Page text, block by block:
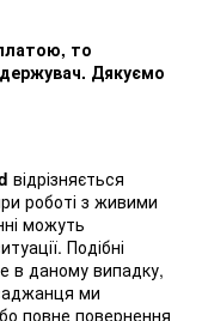
то
Дякуємо
відрізняється
роботі з живими
можуть
Подібні
в даному випадку,
ми
повне повернення